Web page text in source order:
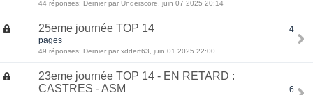
44 réponses: Dernier par Underscore, juin 07 2025 20:14
25eme journée TOP 14
4
pages
49 réponses: Dernier par xdderf63, juin 01 2025 22:00
23eme journée TOP 14 - EN RETARD :
CASTRES - ASM
6